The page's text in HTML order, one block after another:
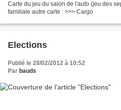
Carte du jeu du salon de l'auto (jeu des
familiale autre carte : >>> Cargo
Elections
Publié le 28/02/2012 à 10:52
Par bauds